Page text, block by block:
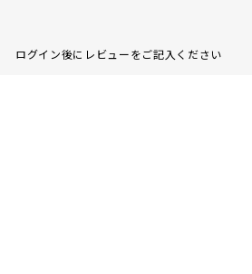
ログイン後にレビューをご記入ください